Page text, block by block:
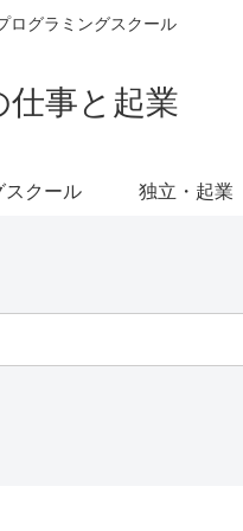
ログラミングスクール
事と起業
スクール 独立・起業